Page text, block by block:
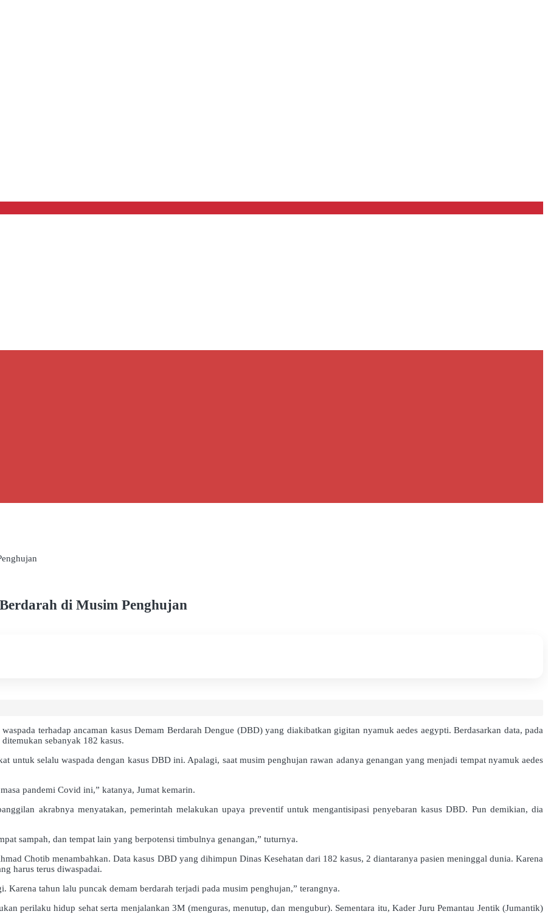
di Musim Penghujan
terhadap ancaman kasus Demam Berdarah Dengue (DBD) yang diakibatkan gigitan nyamuk aedes aegypti. Berdasarkan data, pada
sebanyak 182 kasus.
untuk selalu waspada dengan kasus DBD ini. Apalagi, saat musim penghujan rawan adanya genangan yang menjadi tempat nyamuk aedes
pandemi Covid ini,” katanya, Jumat kemarin.
akrabnya menyatakan, pemerintah melakukan upaya preventif untuk mengantisipasi penyebaran kasus DBD. Pun demikian, dia
sampah, dan tempat lain yang berpotensi timbulnya genangan,” tuturnya.
Chotib menambahkan. Data kasus DBD yang dihimpun Dinas Kesehatan dari 182 kasus, 2 diantaranya pasien meninggal dunia. Karena
harus terus diwaspadai.
Karena tahun lalu puncak demam berdarah terjadi pada musim penghujan,” terangnya.
perilaku hidup sehat serta menjalankan 3M (menguras, menutup, dan mengubur). Sementara itu, Kader Juru Pemantau Jentik (Jumantik)